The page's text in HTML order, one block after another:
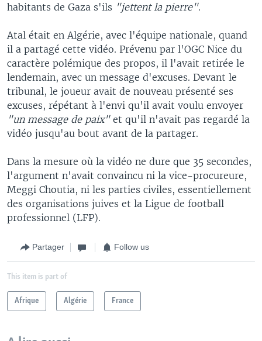
habitants de Gaza s'ils "jettent la pierre".
Atal était en Algérie, avec l'équipe nationale, quand
il a partagé cette vidéo. Prévenu par l'OGC Nice du
caractère polémique des propos, il l'avait retirée le
lendemain, avec un message d'excuses. Devant le
tribunal, le joueur avait de nouveau présenté ses
excuses, répétant à l'envi qu'il avait voulu envoyer
"un message de paix" et qu'il n'avait pas regardé la
vidéo jusqu'au bout avant de la partager.
Dans la mesure où la vidéo ne dure que 35 secondes,
l'argument n'avait convaincu ni la vice-procureure,
Meggi Choutia, ni les parties civiles, essentiellement
des organisations juives et la Ligue de football
professionnel (LFP).
Partager Follow us
This item is part of
Afrique Algérie France